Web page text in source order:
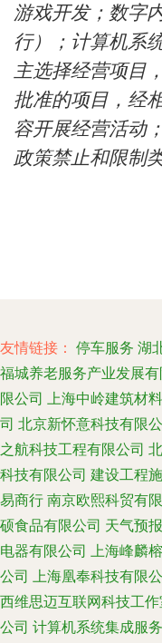
游戏开发；数字
行）；计算机系
主选择经营项目
批准的项目，经
容开展经营活动
政策禁止和限制
友情链接： 停车服务 湖
福城养老服务产业发展有
限公司 上海中岭建筑材
司 北京新怀意科技有限
之航科技工程有限公司
科技有限公司 建设工程
易商行 南京欧熙科贸有
硕食品有限公司 天气预报
电器有限公司 上海峰麟
公司 上海凰奉科技有限
西维思迈互联网科技工作
公司 计算机系统集成服务